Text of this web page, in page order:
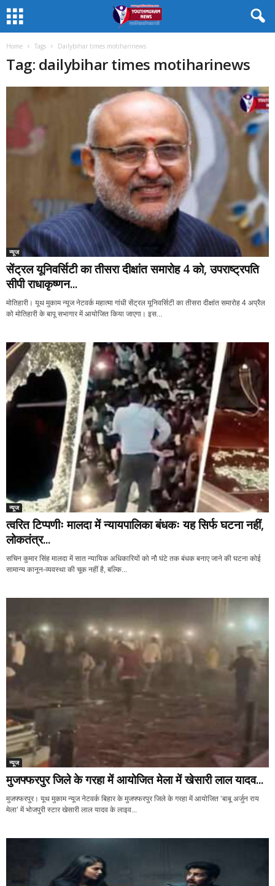
Home Tags Dailybihar times motiharinews
Tag: dailybihar times motiharinews
न्यूज
सेंट्रल यूनिवर्सिटी का तीसरा दीक्षांत समारोह 4 को, उपराष्ट्रपति
सीपी राधाकृष्णन...
मोतिहारी। यूथ मुकाम न्यूज नेटवर्क महात्मा गांधी सेंट्रल यूनिवर्सिटी का तीसरा दीक्षांत समारोह 4 अप्रैल
को मोतिहारी के बापू सभागार में आयोजित किया जाएगा। इस...
न्यूज
त्वरित टिप्पणीः मालदा में न्यायपालिका बंधकः यह सिर्फ घटना नहीं,
लोकतंत्र...
सचिन कुमार सिंह मालदा में सात न्यायिक अधिकारियों को नौ घंटे तक बंधक बनाए जाने की घटना कोई
सामान्य कानून-व्यवस्था की चूक नहीं है, बल्कि...
न्यूज
मुजफ्फरपुर जिले के गरहा में आयोजित मेला में खेसारी लाल यादव...
मुजफ्फरपुर। यूथ मुकाम न्यूज नेटवर्क बिहार के मुजफ्फरपुर जिले के गरहा में आयोजित ‘बाबू अर्जुन राय
मेला’ में भोजपुरी स्टार खेसारी लाल यादव के लाइव...